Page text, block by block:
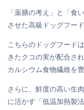
「薬膳の考え」と「食
させた高級ドッグフー
こちらのドッグフード
きたクコの実が配合さ
カルシウム食物繊維を
さらに、鮮度の高い生
に活かす「低温加熱製